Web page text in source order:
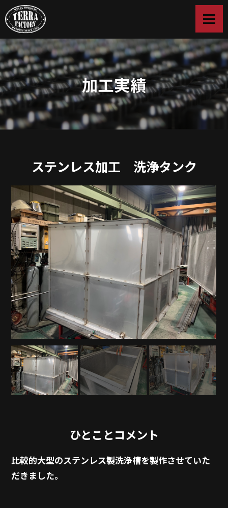
加工実績
ステンレス加工 洗浄タンク
ひとことコメント
比較的大型のステンレス製洗浄槽を製作させていた
だきました。